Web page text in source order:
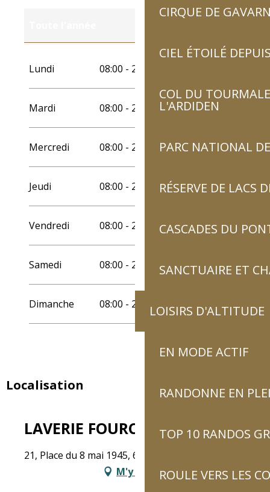
CIRQUE DE
CIEL ÉTOILÉ
COL DU
L'ARDIDEN
PARC NATIONAL
RÉSERVE DE LACS
CASCADES DU
SANCTUAIRE ET
LOISIRS D'ALTITUDE
EN MODE ACTIF
RANDONNE EN
TOP 10 RANDOS
ROULE VERS LES
Lundi 08:00 - 22:00
Mardi 08:00 - 22:00
Mercredi 08:00 - 22:00
Jeudi 08:00 - 22:00
Vendredi 08:00 - 22:00
Samedi 08:00 - 22:00
Dimanche 08:00 - 22:00
Localisation
LAVERIE FOURCADE
21, Place du 8 mai 1945, 65120 Luz-Saint-Sauveur
M'y rendre